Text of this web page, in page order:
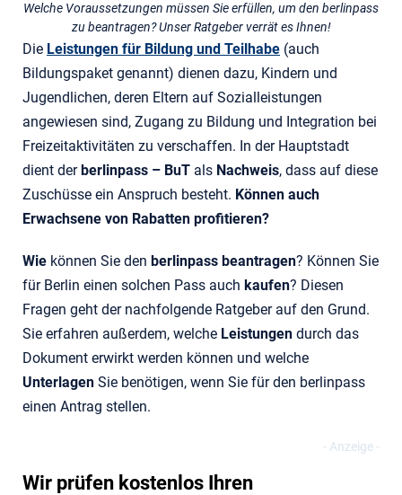
Welche Voraussetzungen müssen Sie erfüllen, um den berlinpass
zu beantragen? Unser Ratgeber verrät es Ihnen!
Die Leistungen für Bildung und Teilhabe (auch
Bildungspaket genannt) dienen dazu, Kindern und
Jugendlichen, deren Eltern auf Sozialleistungen
angewiesen sind, Zugang zu Bildung und Integration bei
Freizeitaktivitäten zu verschaffen. In der Hauptstadt
dient derberlinpass – BuT als Nachweis, dass auf diese
Zuschüsse ein Anspruch besteht. Können auch
Erwachsene von Rabatten profitieren?
Wie können Sie den berlinpass beantragen? Können Sie
für Berlin einen solchen Pass auch kaufen? Diesen
Fragen geht der nachfolgende Ratgeber auf den Grund.
Sie erfahren außerdem, welche Leistungen durch das
Dokument erwirkt werden können und welche
Unterlagen Sie benötigen, wenn Sie für den berlinpass
einen Antrag stellen.
Wir prüfen kostenlos Ihren